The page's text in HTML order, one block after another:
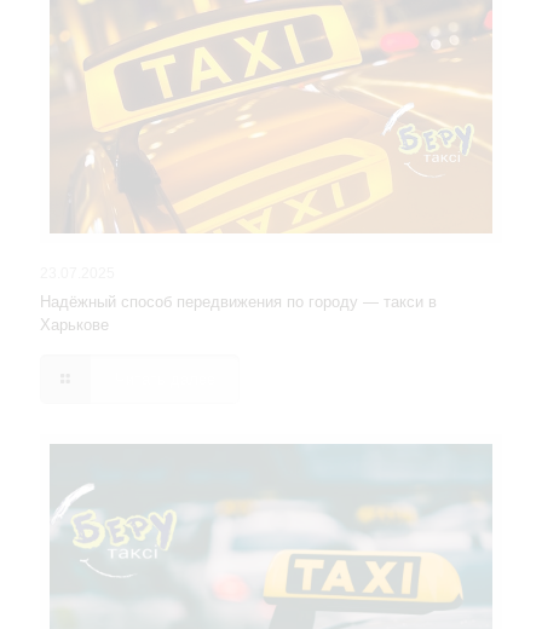
Надёжный способ передвижения по городу — такси в
Харькове